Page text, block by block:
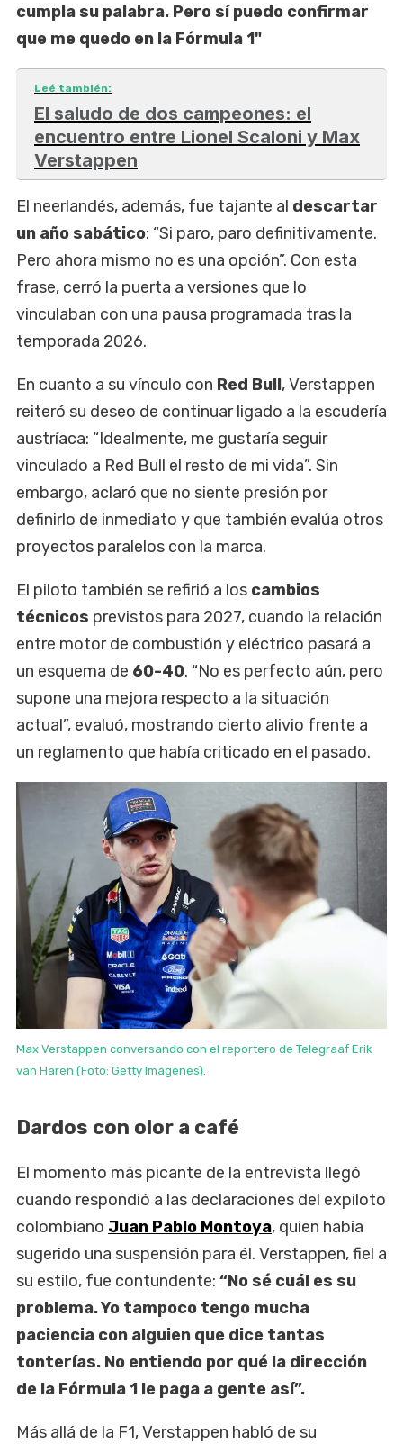
cumpla su palabra. Pero sí puedo confirmar
que me quedo en la Fórmula 1"
Leé también:
El saludo de dos campeones: el
encuentro entre Lionel Scaloni y Max
Verstappen
El neerlandés, además, fue tajante al descartar
un año sabático: “Si paro, paro definitivamente.
Pero ahora mismo no es una opción”. Con esta
frase, cerró la puerta a versiones que lo
vinculaban con una pausa programada tras la
temporada 2026.
En cuanto a su vínculo con Red Bull, Verstappen
reiteró su deseo de continuar ligado a la escudería
austríaca: “Idealmente, me gustaría seguir
vinculado a Red Bull el resto de mi vida”. Sin
embargo, aclaró que no siente presión por
definirlo de inmediato y que también evalúa otros
proyectos paralelos con la marca.
El piloto también se refirió a los cambios
técnicos previstos para 2027, cuando la relación
entre motor de combustión y eléctrico pasará a
un esquema de 60-40. “No es perfecto aún, pero
supone una mejora respecto a la situación
actual”, evaluó, mostrando cierto alivio frente a
un reglamento que había criticado en el pasado.
Max Verstappen conversando con el reportero de Telegraaf Erik
van Haren (Foto: Getty Imágenes).
Dardos con olor a café
El momento más picante de la entrevista llegó
cuando respondió a las declaraciones del expiloto
colombiano Juan Pablo Montoya, quien había
sugerido una suspensión para él. Verstappen, fiel a
su estilo, fue contundente: “No sé cuál es su
problema. Yo tampoco tengo mucha
paciencia con alguien que dice tantas
tonterías. No entiendo por qué la dirección
de la Fórmula 1 le paga a gente así”.
Más allá de la F1, Verstappen habló de su